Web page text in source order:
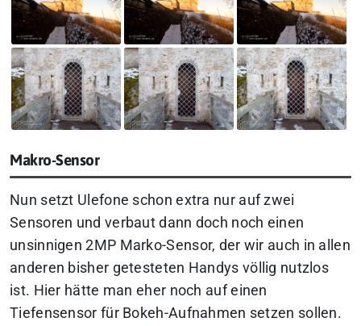
Makro-Sensor
Nun setzt Ulefone schon extra nur auf zwei
Sensoren und verbaut dann doch noch einen
unsinnigen 2MP Marko-Sensor, der wir auch in allen
anderen bisher getesteten Handys völlig nutzlos
ist. Hier hätte man eher noch auf einen
Tiefensensor für Bokeh-Aufnahmen setzen sollen.